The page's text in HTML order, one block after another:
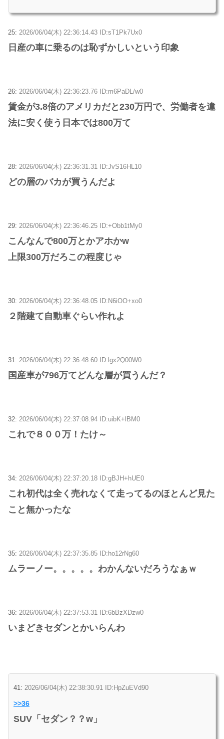
25: 2026/06/04(木) 22:36:14.43 ID:sT1Pk7Ux0
日産の車に乗るのは恥ずかしいという印象
26: 2026/06/04(木) 22:36:23.76 ID:m6PaDL/w0
賃金が3.8倍のアメリカだと230万円で、労働者を違
法に安く使う日本では800万て
28: 2026/06/04(木) 22:36:31.31 ID:JvS16HL10
どの層のバカが買うんだよ
29: 2026/06/04(木) 22:36:46.25 ID:+Obb1tMy0
こんなんで800万とかアホかw
上限300万だろこの程度じゃ
30: 2026/06/04(木) 22:36:48.05 ID:N6iOO+xo0
２階建て自動車ぐらい作れよ
31: 2026/06/04(木) 22:36:48.60 ID:lgx2Q00W0
国産車が796万てどんな層が買うんだ？
32: 2026/06/04(木) 22:37:08.94 ID:uibK+lBM0
これで８００万！たけ～
34: 2026/06/04(木) 22:37:20.18 ID:gBJH+hUE0
これ初代は全く売れなくて走ってるのほとんど見た
こと無かったな
35: 2026/06/04(木) 22:37:35.85 ID:ho12rNg60
ムラーノー。。。。。わかんないだろうなぁｗ
36: 2026/06/04(木) 22:37:53.31 ID:6bBzXDzw0
いまどきセダンとかいらんわ
41: 2026/06/04(木) 22:38:30.91 ID:HpZuEVd90
>>36
SUV「セダン？？w」